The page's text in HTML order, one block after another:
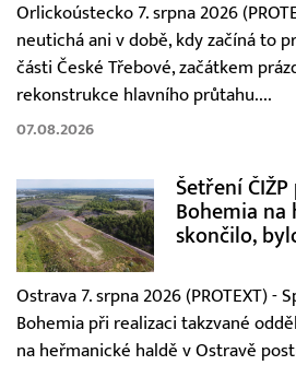
Orlickoústecko 7. srpna 2026
neutichá ani v době, kdy začíná to
části České Třebové, začátkem
rekonstrukce hlavního průtahu....
07.08.2026
Šetření
Bohemia na
skončilo,
Ostrava 7. srpna 2026 (PROTEXT) -
Bohemia při realizaci takzvané
na heřmanické haldě v Ostravě